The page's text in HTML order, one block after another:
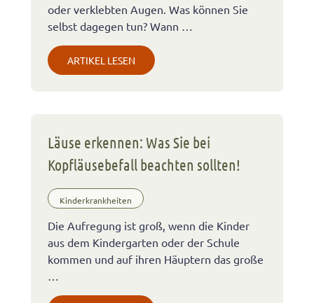
oder verklebten Augen. Was können Sie
selbst dagegen tun? Wann …
ARTIKEL LESEN
Läuse erkennen: Was Sie bei
Kopfläusebefall beachten sollten!
Kinderkrankheiten
Die Aufregung ist groß, wenn die Kinder
aus dem Kindergarten oder der Schule
kommen und auf ihren Häuptern das große
…